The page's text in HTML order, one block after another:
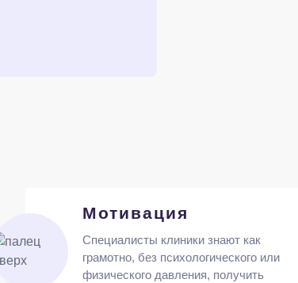
Мотивация
Специалисты клиники знают как
грамотно, без психологического или
физического давления, получить